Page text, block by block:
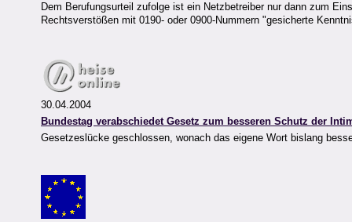
Dem Berufungsurteil zufolge ist ein Netzbetreiber nur dann zum
Rechtsverstößen mit 0190- oder 0900-Nummern "gesicherte
30.04.2004
Bundestag verabschiedet Gesetz zum besseren Schutz der
Gesetzeslücke geschlossen, wonach das eigene Wort bislang